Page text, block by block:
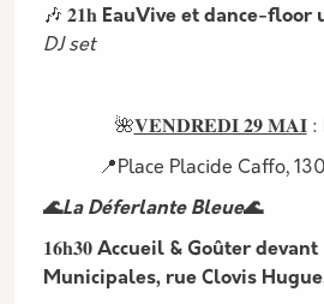
🎶 𝟐𝟏𝐡 EauVive et dance-floor
DJ set
🌺𝐕𝐄𝐍𝐃𝐑𝐄𝐃𝐈 𝟐𝟗 𝐌𝐀𝐈:
📍Place Placide Caffo,
🌊La Déferlante Bleue🌊
𝟏𝟔𝐡𝟑𝟎 Accueil & Goûter devant
Municipales, rue Clovis